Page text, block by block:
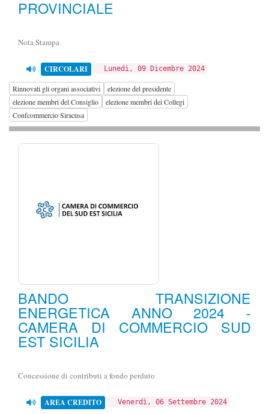
PROVINCIALE
Nota Stampa
CIRCOLARI Lunedì, 09 Dicembre 2024
Rinnovati gli organi associativi
elezione del presidente
elezione membri del Consiglio
elezione membri dei Collegi
Confcommercio Siracusa
BANDO TRANSIZIONE
ENERGETICA ANNO 2024 -
CAMERA DI COMMERCIO SUD
EST SICILIA
Concessione di contributi a fondo perduto
AREA CREDITO Venerdì, 06 Settembre 2024